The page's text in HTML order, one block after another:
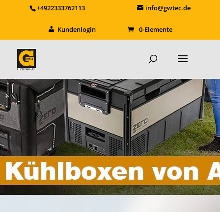
+4922333762113 info@gwtec.de
Kundenlogin 0-Elemente